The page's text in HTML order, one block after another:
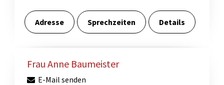
Adresse Sprechzeiten Details
Frau Anne Baumeister
E-Mail senden